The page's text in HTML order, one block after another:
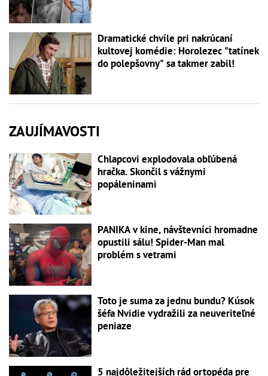
Dramatické chvíle pri nakrúcaní
kultovej komédie: Horolezec "tatínek
do polepšovny" sa takmer zabil!
ZAUJÍMAVOSTI
Chlapcovi explodovala obľúbená
hračka. Skončil s vážnymi
popáleninami
PANIKA v kine, návštevníci hromadne
opustili sálu! Spider-Man mal
problém s vetrami
Toto je suma za jednu bundu? Kúsok
šéfa Nvidie vydražili za neuveriteľné
peniaze
5 najdôležitejších rád ortopéda pre